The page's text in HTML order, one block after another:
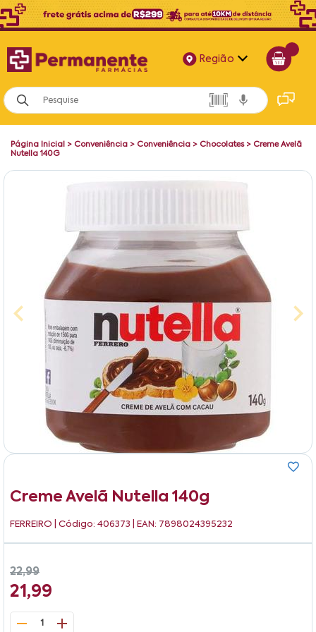
Região
Alagoas
Bahia
Página Inicial > Conveniência > Conveniência > Chocolates> Creme Avelã
Nutella 140G
Creme Avelã Nutella 140g
FERREIRO | Código: 406373 | EAN: 7898024395232
22,99
21,99
1